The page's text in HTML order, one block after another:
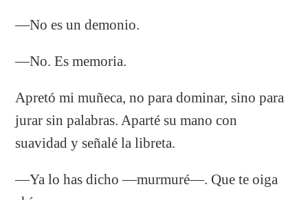
—No es un demonio.
—No. Es memoria.
Apretó mi muñeca, no para dominar, sino para
jurar sin palabras. Aparté su mano con
suavidad y señalé la libreta.
—Ya lo has dicho —murmuré—. Que te oiga